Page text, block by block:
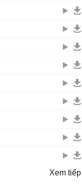
Xem tiếp